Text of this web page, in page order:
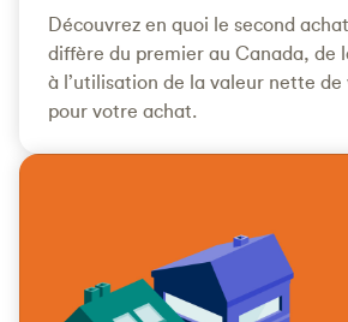
Découvrez en quoi le second
diffère du premier au Canada, de
à l’utilisation de la valeur nette
pour votre achat.